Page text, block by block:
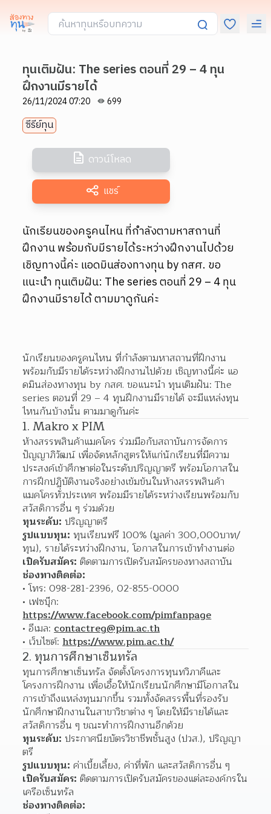
ทุนเติมฝัน: The series ตอนที่ 29 – 4 ทุน
ฝึกงานมีรายได้
26/11/2024 07:20 699
ซีรีย์ทุน
ดาวน์โหลด
แชร์
นักเรียนของครูคนไหน ที่กำลังตามหาสถานที่
ฝึกงาน พร้อมกับมีรายได้ระหว่างฝึกงานไปด้วย
เชิญทางนี้ค่ะ แอดมินส่องทางทุน by กสศ. ขอ
แนะนำ ทุนเติมฝัน: The series ตอนที่ 29 – 4 ทุน
ฝึกงานมีรายได้ ตามมาดูกันค่ะ
นักเรียนของครูคนไหน ที่กำลังตามหาสถานที่ฝึกงาน
พร้อมกับมีรายได้ระหว่างฝึกงานไปด้วย เชิญทางนี้ค่ะ แอ
ดมินส่องทางทุน by กสศ. ขอแนะนำ ทุนเติมฝัน: The
series ตอนที่ 29 – 4 ทุนฝึกงานมีรายได้ จะมีแหล่งทุน
ไหนกันบ้างนั้น ตามมาดูกันค่ะ
1. Makro x PIM
ห้างสรรพสินค้าแมคโคร ร่วมมือกับสถาบันการจัดการ
ปัญญาภิวัฒน์ เพื่อจัดหลักสูตรให้แก่นักเรียนที่มีความ
ประสงค์เข้าศึกษาต่อในระดับปริญญาตรี พร้อมโอกาสใน
การฝึกปฏิบัติงานจริงอย่างเข้มข้นในห้างสรรพสินค้า
แมคโครทั่วประเทศ พร้อมมีรายได้ระหว่างเรียนพร้อมกับ
สวัสดิการอื่น ๆ ร่วมด้วย
ทุนระดับ: ปริญญาตรี
รูปแบบทุน: ทุนเรียนฟรี 100% (มูลค่า 300,000บาท/
ทุน), รายได้ระหว่างฝึกงาน, โอกาสในการเข้าทำงานต่อ
เปิดรับสมัคร: ติดตามการเปิดรับสมัครของทางสถาบัน
ช่องทางติดต่อ:
โทร: 098-281-2396, 02-855-0000
https://www.facebook.com/pimfanpage
อีเมล: contactreg@pim.ac.th
เว็บไซต์: https://www.pim.ac.th/
2. ทุนการศึกษาเซ็นทรัล
ทุนการศึกษาเซ็นทรัล จัดตั้งโครงการทุนทวิภาคีและ
โครงการฝึกงาน เพื่อเอื้อให้นักเรียนนักศึกษามีโอกาสใน
การเข้าถึงแหล่งทุนมากขึ้น รวมทั้งจัดสรรพื้นที่รองรับ
นักศึกษาฝึกงานในสาขาวิชาต่าง ๆ โดยให้มีรายได้และ
สวัสดิการอื่น ๆ ขณะทำการฝึกงานอีกด้วย
ทุนระดับ: ประกาศนียบัตรวิชาชีพชั้นสูง (ปวส.), ปริญญา
ตรี
รูปแบบทุน: ค่าเบี้ยเลี้ยง, ค่าที่พัก และสวัสดิการอื่น ๆ
เปิดรับสมัคร: ติดตามการเปิดรับสมัครของแต่ละองค์กรใน
เครือเซ็นทรัล
ช่องทางติดต่อ: